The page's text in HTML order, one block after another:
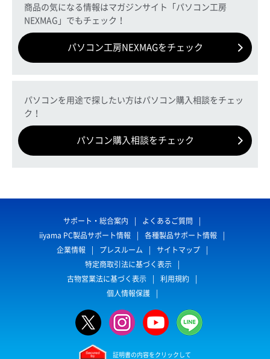
商品の気になる情報はマガジンサイト「パソコン工房
NEXMAG」でもチェック！
パソコン工房NEXMAGをチェック
パソコンを用途で探したい方はパソコン購入相談をチェッ
ク！
パソコン購入相談をチェック
サポート・総合案内
よくあるご質問
iiyama PC製品サポート情報
各種製品サポート情報
企業情報
プレスルーム
サイトマップ
特定商取引法に基づく表示
古物営業法に基づく表示
利用規約
個人情報保護
証明書の内容をクリックして